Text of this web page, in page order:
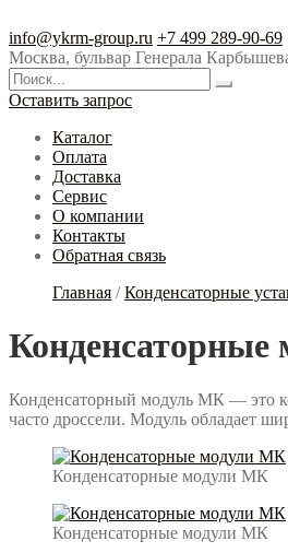
к
навигации
к
содержимому
info@ykrm-group.ru +7 499 289-90-69
Москва, бульвар Генерала
Оставить запрос
Каталог
Оплата
Доставка
Сервис
О компании
Контакты
Обратная связь
Главная /Конденсаторные
Конденсаторный модуль МК — это
часто дроссели. Модуль обладает
Конденсаторные модули МК
Конденсаторные модули МК